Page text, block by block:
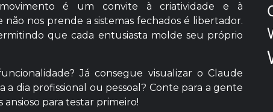
é um convite à criatividade e à
nos prende a sistemas fechados é libertador.
que cada entusiasta molde seu próprio
Já consegue visualizar o Claude
dia profissional ou pessoal? Conte para a gente
para testar primeiro!